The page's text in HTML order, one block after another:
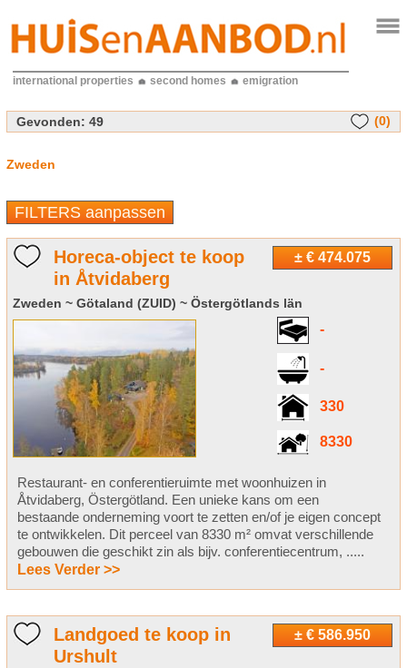
international properties second homes emigration
Gevonden: 49 (0)
Zweden
FILTERS aanpassen
± € 474.075
Horeca-object te koop
in Åtvidaberg
Zweden ~ Götaland (ZUID) ~ Östergötlands län
-
-
330
8330
Restaurant- en conferentieruimte met woonhuizen in
Åtvidaberg, Östergötland. Een unieke kans om een ​​
bestaande onderneming voort te zetten en/of je eigen concept
te ontwikkelen. Dit perceel van 8330 m² omvat verschillende
gebouwen die geschikt zin als bijv. conferentiecentrum, .....
Lees Verder >>
± € 586.950
Landgoed te koop in
Urshult